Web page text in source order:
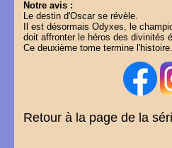
Notre avis :
Le destin d'Oscar se révèle.
Il est désormais Odyxes, le
doit affronter le héros des divinités
Ce deuxième tome termine l'histoire.
Retour à la page de la